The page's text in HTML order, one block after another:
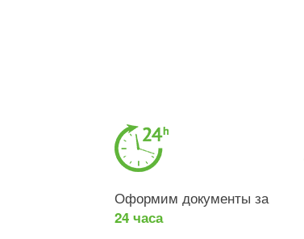
Оформим документы за
24 часа